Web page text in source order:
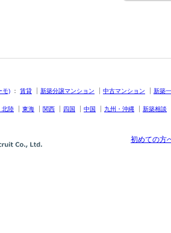
モ) ： 賃貸 新築分譲マンション 中古マンション
新築
北陸 東海 関西 四国 中国 九州・沖縄 新築相談
初めての方